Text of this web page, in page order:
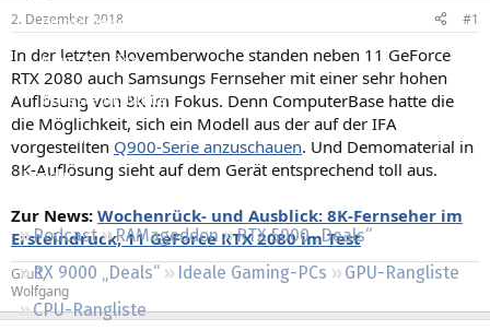
Empfohlene Inhalte
Neue Beiträge
Neueste Aktivitäten
Leserartikel
Regeln
Podcast RAMageddon
RTX 5000 „Deals“
RX 9000 „Deals“
Ideale Gaming-PCs
GPU-Rangliste
CPU-Rangliste
e
r
t
a
m
2. Dezember 2018 #1
In der letzten Novemberwoche standen neben 11 GeForce
RTX 2080 auch Samsungs Fernseher mit einer sehr hohen
Auflösung von 8K im Fokus. Denn ComputerBase hatte die
die Möglichkeit, sich ein Modell aus der auf der IFA
vorgestellten Q900-Serie anzuschauen. Und Demomaterial in
8K-Auflösung sieht auf dem Gerät entsprechend toll aus.
Zur News: Wochenrück- und Ausblick: 8K-Fernseher im
Ersteindruck, 11 GeForce RTX 2080 im Test
Gruß,
Wolfgang